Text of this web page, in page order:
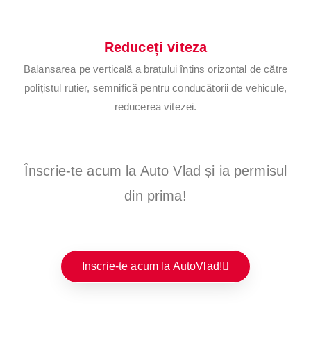
Reduceți viteza
Balansarea pe verticală a brațului întins orizontal de către
polițistul rutier, semnifică pentru conducătorii de vehicule,
reducerea vitezei.
Înscrie-te acum la Auto Vlad și ia permisul
din prima!
Inscrie-te acum la AutoVlad!